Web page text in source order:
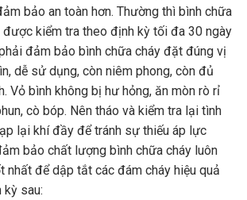
bảo an toàn hơn. Thường thì bình chữa
được kiểm tra theo định kỳ tối đa 30 ngày
đảm bảo bình chữa cháy đặt đúng vị
dễ sử dụng, còn niêm phong, còn đủ
Vỏ bình không bị hư hỏng, ăn mòn rò rỉ
cò bóp. Nên tháo và kiểm tra lại tình
lại khí đầy để tránh sự thiếu áp lực
bảo chất lượng bình chữa cháy luôn
nhất để dập tắt các đám cháy hiệu quả
kỳ sau: